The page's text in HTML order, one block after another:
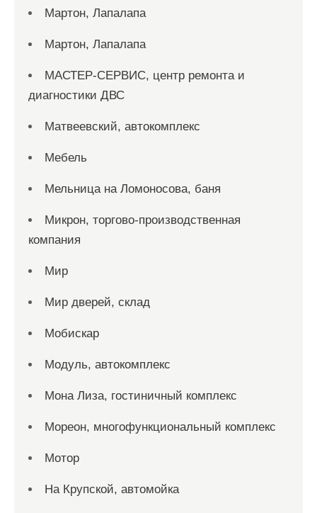
Мартон, Лапалапа
Мартон, Лапалапа
МАСТЕР-СЕРВИС, центр ремонта и
диагностики ДВС
Матвеевский, автокомплекс
Мебель
Мельница на Ломоносова, баня
Микрон, торгово-производственная
компания
Мир
Мир дверей, склад
Мобискар
Модуль, автокомплекс
Мона Лиза, гостиничный комплекс
Мореон, многофункциональный комплекс
Мотор
На Крупской, автомойка